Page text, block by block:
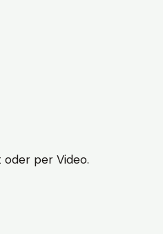
oder per Video.